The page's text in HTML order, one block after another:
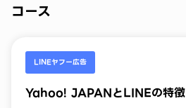
コース
LINEヤフー広告
Yahoo! JAPANとLINEの特徴